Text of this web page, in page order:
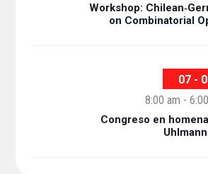
Workshop:
on Combinatorial
07 -
8:00 am -
Congreso en
Uhlmann